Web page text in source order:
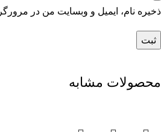
ذخیره نام، ایمیل و وبسایت من در
محصولات مشابه